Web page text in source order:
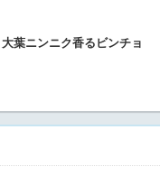
葉ニンニク香るビンチョ